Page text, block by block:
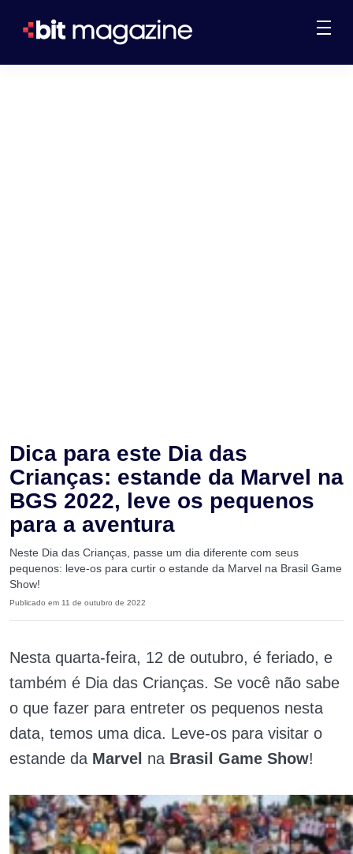
Dica para este Dia das
Crianças: estande da Marvel na
BGS 2022, leve os pequenos
para a aventura
Neste Dia das Crianças, passe um dia diferente com seus
pequenos: leve-os para curtir o estande da Marvel na Brasil Game
Show!
Publicado em 11 de outubro de 2022
Nesta quarta-feira, 12 de outubro, é feriado, e
também é Dia das Crianças. Se você não sabe
o que fazer para entreter os pequenos nesta
data, temos uma dica. Leve-os para visitar o
estande da Marvel na Brasil Game Show!